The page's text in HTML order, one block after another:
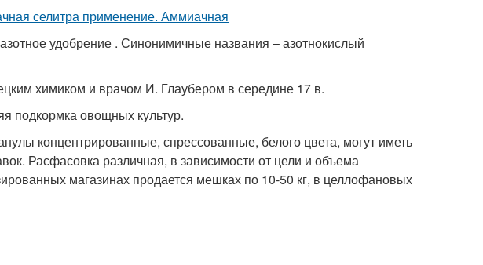
удобрение . Синонимичные названия – азотнокислый
химиком и врачом И. Глаубером в середине 17 в.
подкормка овощных культур.
концентрированные, спрессованные, белого цвета, могут иметь
Расфасовка различная, в зависимости от цели и объема
магазинах продается мешках по 10-50 кг, в целлофановых